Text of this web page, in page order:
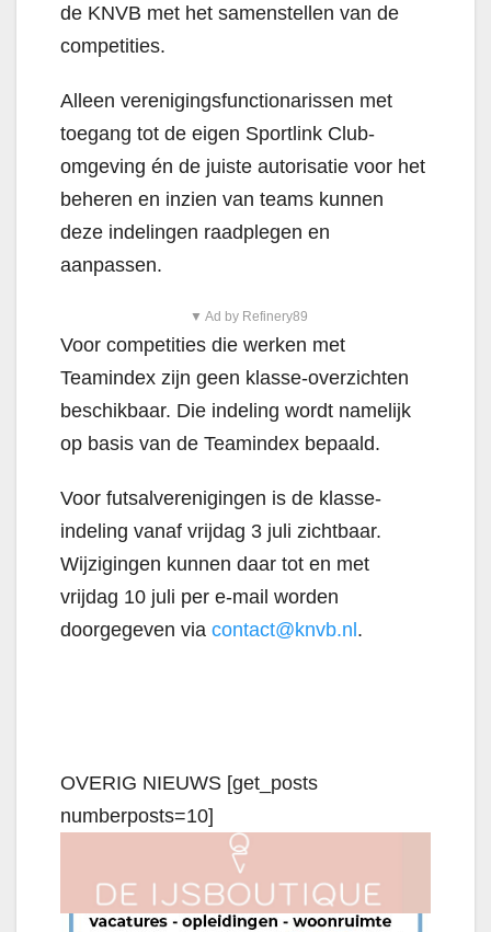
de KNVB met het samenstellen van de
competities.
Alleen verenigingsfunctionarissen met
toegang tot de eigen Sportlink Club-
omgeving én de juiste autorisatie voor het
beheren en inzien van teams kunnen
deze indelingen raadplegen en
aanpassen.
▼ Ad by Refinery89
Voor competities die werken met
Teamindex zijn geen klasse-overzichten
beschikbaar. Die indeling wordt namelijk
op basis van de Teamindex bepaald.
Voor futsalverenigingen is de klasse-
indeling vanaf vrijdag 3 juli zichtbaar.
Wijzigingen kunnen daar tot en met
vrijdag 10 juli per e-mail worden
doorgegeven via contact@knvb.nl.
OVERIG NIEUWS [get_posts
numberposts=10]